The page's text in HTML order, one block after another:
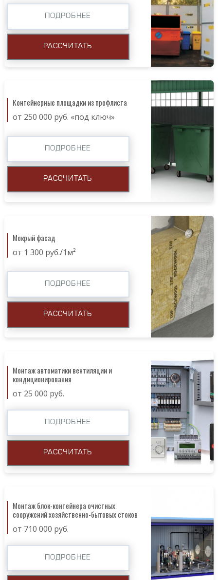
ПОДРОБНЕЕ
РАССЧИТАТЬ
Контейнерные площадки из профлиста
от 250 000 руб. «под ключ»
ПОДРОБНЕЕ
РАССЧИТАТЬ
Мокрый фасад
от 1 300 руб./1м²
ПОДРОБНЕЕ
РАССЧИТАТЬ
Монтаж автоматики вентиляции и
кондиционирования
от 25 000 руб.
ПОДРОБНЕЕ
РАССЧИТАТЬ
Монтаж блок-контейнера очистных
сооружений хозяйственно-бытовых стоков
от 710 000 руб.
ПОДРОБНЕЕ